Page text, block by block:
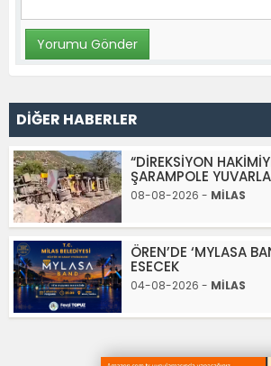
DİĞER HABERLER
“DİREKSİYON
ŞARAMPOLE
08-08-2026 - MİLAS
ÖREN’DE ‘MYLASA
ESECEK
04-08-2026 - MİLAS